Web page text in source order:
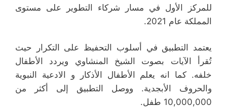
للمركز الأول في مسار شركاء التطوير على مستوى
المملكة عام 2021.
يعتمد التطبيق في أسلوب التحفيظ على التكرار حيث
تُقرأ الآيات بصوت الشيخ المنشاوي ويردد الأطفال
خلفه. كما انه يعلم الأطفال الأذكار و الادعية النبوية
والحروف الأبجدية. ووصل التطبيق إلى أكثر من
10,000,000 طفل.